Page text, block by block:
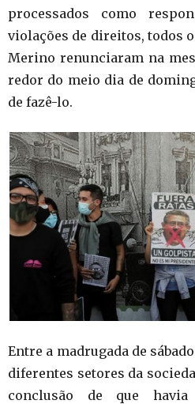
processados como
violações de direitos, todos
Merino renunciaram na
redor do meio dia de
de fazê-lo.
Entre a madrugada de
diferentes setores da
conclusão de que